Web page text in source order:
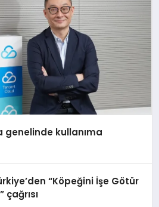
genelinde kullanıma
“Köpeğini İşe Götür
çağrısı